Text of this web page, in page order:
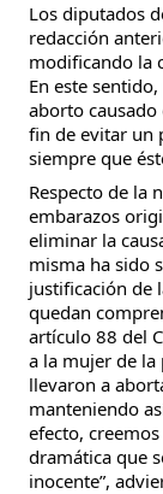
Los diputados
redacción
modificando la
En este
aborto
fin de evitar un
siempre que
Respecto de la
embarazos
eliminar la
misma ha sido
justificación de
quedan
artículo 88 del
a la mujer de la
llevaron a
manteniendo
efecto,
dramática que
inocente”,